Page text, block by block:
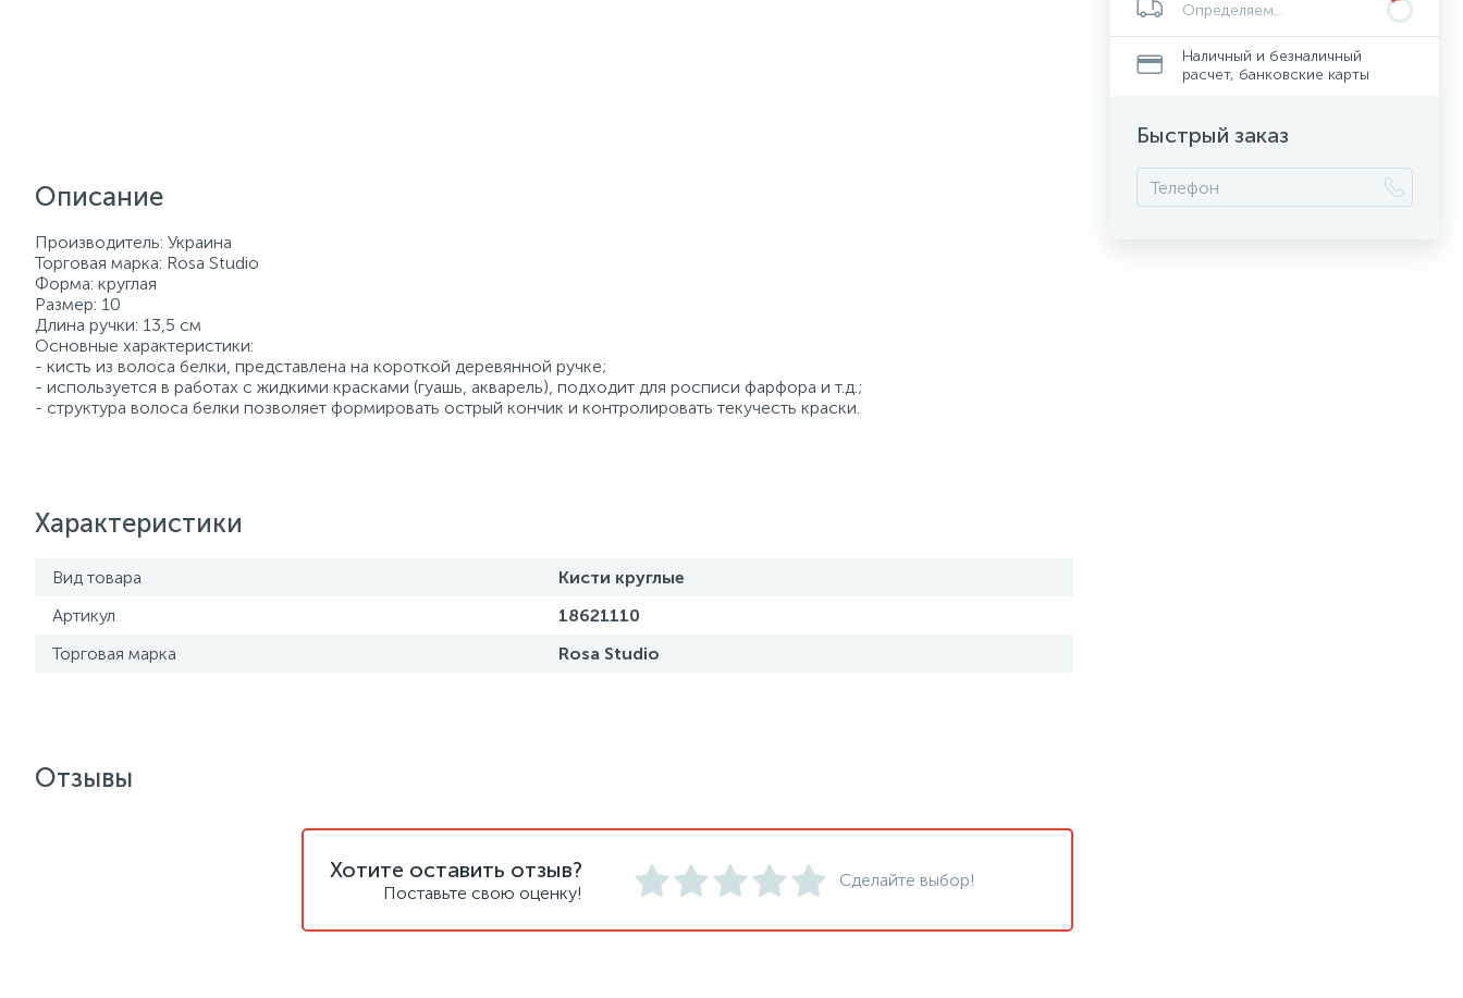
Описание
Производитель: Украина
Торговая марка: Rosa Studio
Форма: круглая
Размер: 10
Длина ручки: 13,5 см
Основные характеристики:
- кисть из волоса белки, представлена на короткой деревянной ручке;
- используется в работах с жидкими красками (гуашь, акварель), подходит для росписи фарфора и т.д.;
- структура волоса белки позволяет формировать острый кончик и контролировать текучесть краски.
Характеристики
Вид товара
Кисти круглые
Артикул
18621110
Торговая марка
Rosa Studio
Определяем...
Наличный и безналичный
расчет, банковские карты
Быстрый заказ
Отзывы
Хотите оставить отзыв?
Поставьте свою оценку!
Сделайте выбор!